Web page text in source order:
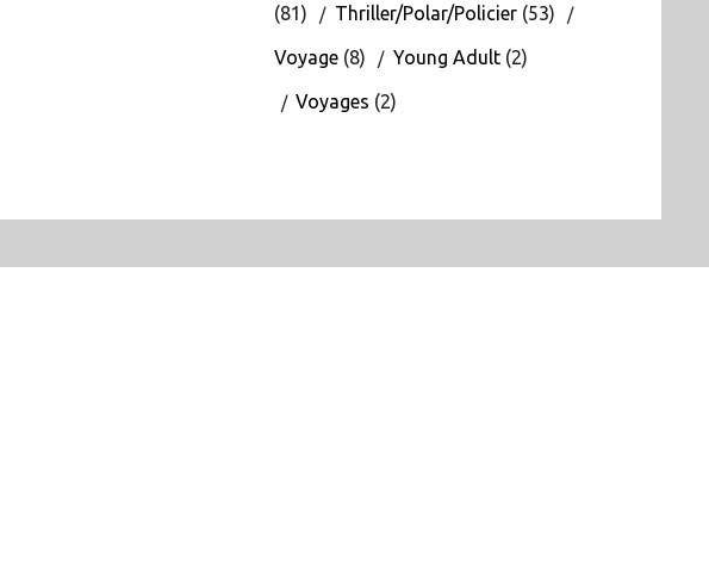
(81) Thriller/Polar/Policier(53)
Voyage(8) Young Adult(2)
Voyages (2)